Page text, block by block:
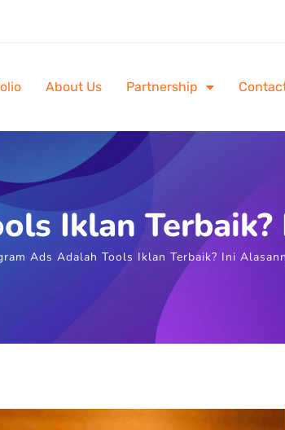
About Us Partnership
Iklan
Ads Adalah Tools Iklan Terbaik? Ini